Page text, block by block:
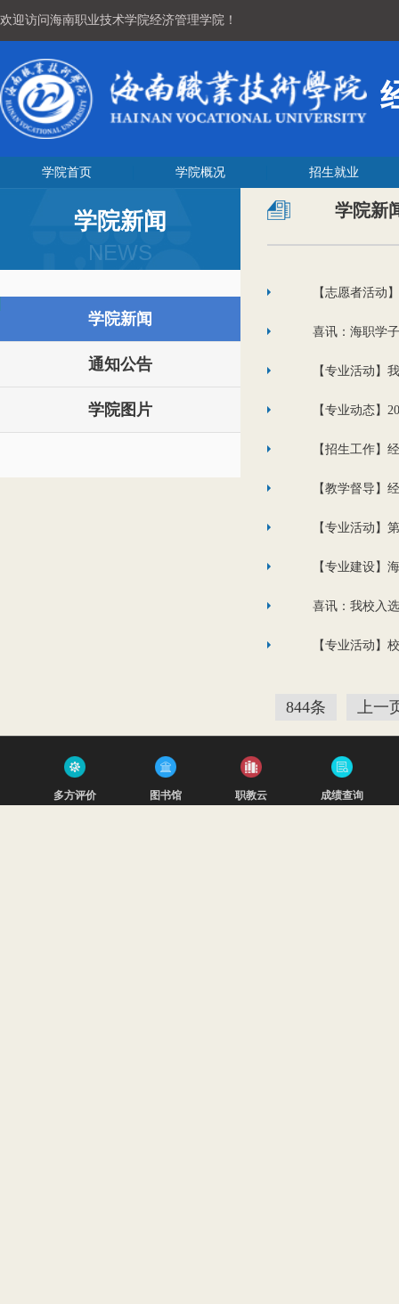
欢迎访问海南职业技术学院经济管理学院！
学院首页 学院概况 招生就业
学院新闻
NEWS
学院新闻
通知公告
学院图片
学院新
【志愿者活动
喜讯：海职学
【专业活动】
【专业动态】
【招生工作】
【教学督导】
【专业活动】
【专业建设】
喜讯：我校入
【专业活动】
844条 上一
多方评价 图书馆 职教云 成绩查询